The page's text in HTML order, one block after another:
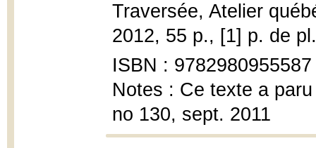
Traversée, Atelier
2012, 55 p., [1] p. de
ISBN : 9782980955587
Notes : Ce texte a
no 130, sept. 2011